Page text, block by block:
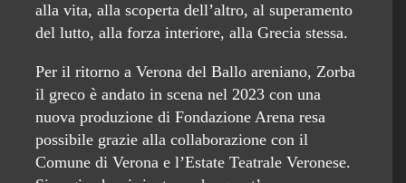
alla vita, alla scoperta dell’altro, al superamento
del lutto, alla forza interiore, alla Grecia stessa.
Per il ritorno a Verona del Ballo areniano, Zorba
il greco è andato in scena nel 2023 con una
nuova produzione di Fondazione Arena resa
possibile grazie alla collaborazione con il
Comune di Verona e l’Estate Teatrale Veronese.